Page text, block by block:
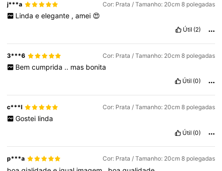
j***a Cor: Prata / Tamanho: 20cm 8 polegadas
Linda e elegante , amei 😍
Útil (2)
3***6 Cor: Prata / Tamanho: 20cm 8 polegadas
Bem cumprida .. mas bonita
Útil (0)
c***l Cor: Prata / Tamanho: 20cm 8 polegadas
Gostei linda
Útil (0)
p***a Cor: Prata / Tamanho: 20cm 8 polegadas